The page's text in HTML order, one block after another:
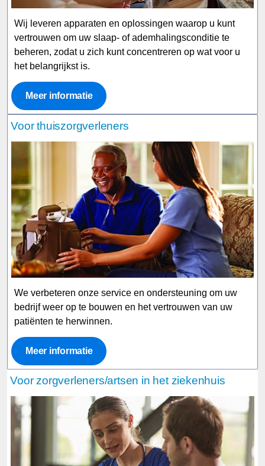
Wij leveren apparaten en oplossingen waarop u kunt
vertrouwen om uw slaap- of ademhalingsconditie te
beheren, zodat u zich kunt concentreren op wat voor u
het belangrijkst is.
Meer informatie
Voor thuiszorgverleners
We verbeteren onze service en ondersteuning om uw
bedrijf weer op te bouwen en het vertrouwen van uw
patiënten te herwinnen.
Meer informatie
Voor zorgverleners/artsen in het ziekenhuis